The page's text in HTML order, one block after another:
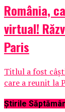
România,
virtual!
Paris
Titlul a fost
care a reunit la
Știrile